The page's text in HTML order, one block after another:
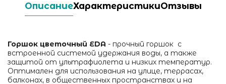
ОписаниеХарактеристикиОтзывы
Горшок цветочный EDA - прочный горшок с
встроенной системой удержания воды, а также
защитой от ультрафиолета и низких температур.
Оптимален для использования на улице, террасах,
балконах, в общественных пространствах и на